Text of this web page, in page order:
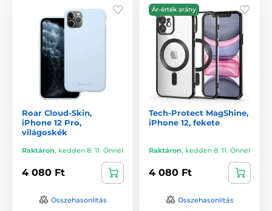
Roar Cloud-Skin,
iPhone 12 Pro,
világoskék
Raktáron, kedden 8. 11. Önnél
4 080 Ft
Összehasonlítás
Ár-érték arány
Tech-Protect MagShine,
iPhone 12, fekete
Raktáron, kedden 8. 11. Önnél
4 080 Ft
Összehasonlítás